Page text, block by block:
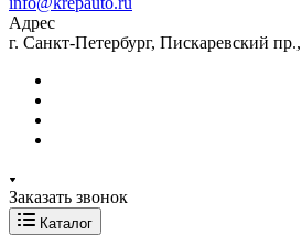
Адрес
г. Санкт-Петербург, Пискаревский
Заказать звонок
Каталог